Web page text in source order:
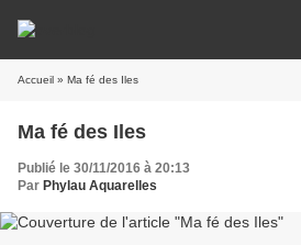
Accueil » Ma fé des Iles
Ma fé des Iles
Publié le 30/11/2016 à 20:13
Par Phylau Aquarelles